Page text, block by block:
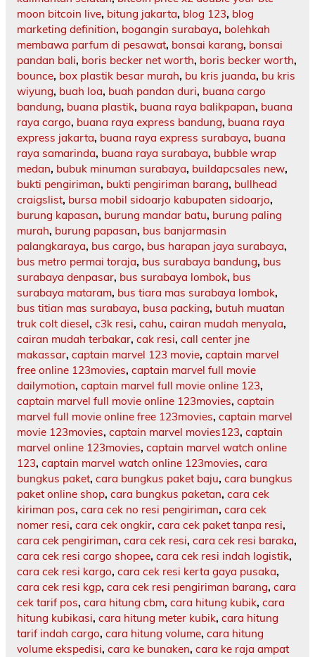
moon bitcoin live, bitung jakarta, blog 123, blog
marketing definition, bogangin surabaya, bolehkah
membawa parfum di pesawat, bonsai karang, bonsai
pandan bali, boris becker net worth, boris becker worth,
bounce, box plastik besar murah, bu kris juanda, bu kris
wiyung, buah loa, buah pandan duri, buana cargo
bandung, buana plastik, buana raya balikpapan, buana
raya cargo, buana raya express bandung, buana raya
express jakarta, buana raya express surabaya, buana
raya samarinda, buana raya surabaya, bubble wrap
medan, bubuk minuman surabaya, buildapcsales new,
bukti pengiriman, bukti pengiriman barang, bullhead
craigslist, bursa mobil sidoarjo kabupaten sidoarjo,
burung kapasan, burung mandar batu, burung paling
murah, burung papasan, bus banjarmasin
palangkaraya, bus cargo, bus harapan jaya surabaya,
bus metro permai toraja, bus surabaya bandung, bus
surabaya denpasar, bus surabaya lombok, bus
surabaya mataram, bus tiara mas surabaya lombok,
bus titian mas surabaya, busa packing, butuh muatan
truk colt diesel, c3k resi, cahu, cairan mudah menyala,
cairan mudah terbakar, cak resi, call center jne
makassar, captain marvel 123 movie, captain marvel
free online 123movies, captain marvel full movie
dailymotion, captain marvel full movie online 123,
captain marvel full movie online 123movies, captain
marvel full movie online free 123movies, captain marvel
movie 123movies, captain marvel movies123, captain
marvel online 123movies, captain marvel watch online
123, captain marvel watch online 123movies, cara
bungkus paket, cara bungkus paket baju, cara bungkus
paket online shop, cara bungkus paketan, cara cek
kiriman pos, cara cek no resi pengiriman, cara cek
nomer resi, cara cek ongkir, cara cek paket tanpa resi,
cara cek pengiriman, cara cek resi, cara cek resi baraka,
cara cek resi cargo shopee, cara cek resi indah logistik,
cara cek resi kargo, cara cek resi kerta gaya pusaka,
cara cek resi kgp, cara cek resi pengiriman barang, cara
cek tarif pos, cara hitung cbm, cara hitung kubik, cara
hitung kubikasi, cara hitung meter kubik, cara hitung
tarif indah cargo, cara hitung volume, cara hitung
volume ekspedisi, cara ke bunaken, cara ke raja ampat